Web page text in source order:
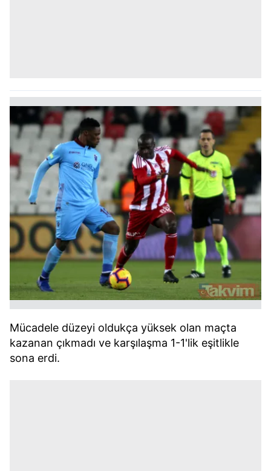
Mücadele düzeyi oldukça yüksek olan maçta
kazanan çıkmadı ve karşılaşma 1-1'lik eşitlikle
sona erdi.